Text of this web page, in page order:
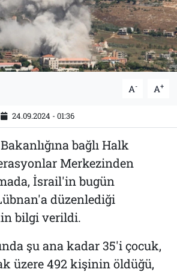
A- A+
24.09.2024 - 01:36
bağlı Halk
Merkezinden
İsrail'in bugün
düzenlediği
bilgi verildi.
şu ana kadar 35'i çocuk,
üzere 492 kişinin öldüğü,